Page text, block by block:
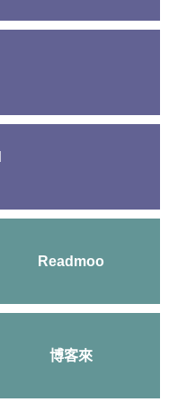
Readmoo
博客來